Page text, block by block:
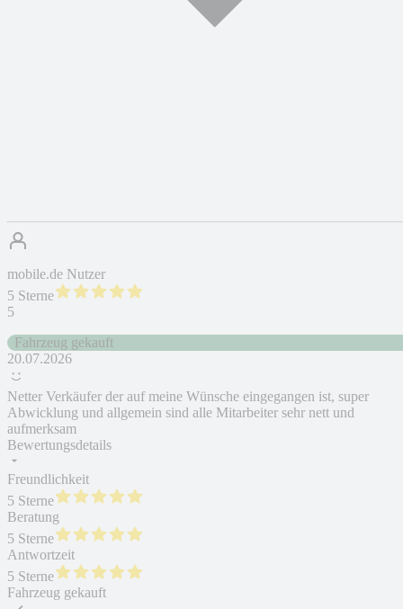
mobile.de Nutzer
5 Sterne
5
Fahrzeug gekauft
20.07.2026
Netter Verkäufer der auf meine Wünsche eingegangen ist, super
Abwicklung und allgemein sind alle Mitarbeiter sehr nett und
aufmerksam
Bewertungsdetails
Freundlichkeit
5 Sterne
Beratung
5 Sterne
Antwortzeit
5 Sterne
Fahrzeug gekauft